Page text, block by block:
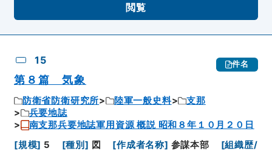
閲覧
15 件名
第８篇 気象
防衛省防衛研究所 陸軍一般史料
支那
兵要地誌
南支那兵要地誌軍用資源 概説 昭和８年１０月２０日
[規模] 5 [種別 ] 図 [作成者名称] 参謀本部 [組織歴/